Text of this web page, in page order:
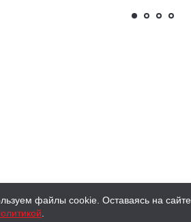
файлы cookie. Оставаясь на